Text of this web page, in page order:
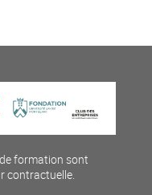
formation sont
contractuelle.